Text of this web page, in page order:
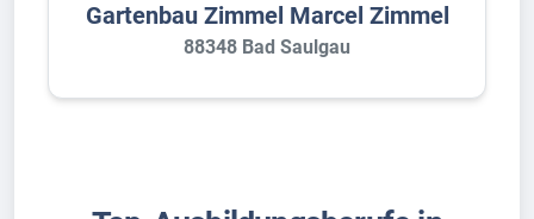
Gartenbau Zimmel Marcel Zimmel
88348 Bad Saulgau